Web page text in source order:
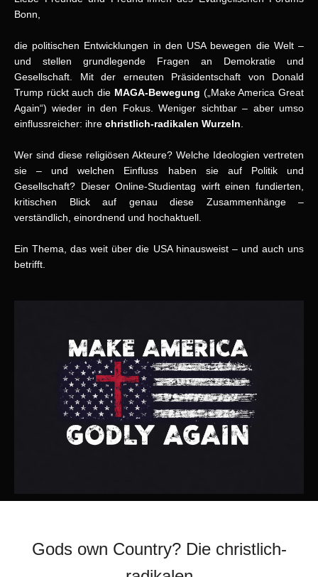
Bonn,
die politischen Entwicklungen in den USA bewegen die Welt –
und stellen grundlegende Fragen an Demokratie und
Gesellschaft. Mit der erneuten Präsidentschaft von Donald
Trump rückt auch die MAGA-Bewegung („Make America Great
Again“) wieder in den Fokus. Weniger sichtbar – aber umso
einflussreicher: ihre christlich-radikalen Wurzeln
Wer sind diese religiösen Akteure? Welche Ideologien vertreten
sie – und welchen Einfluss haben sie auf Politik und
Gesellschaft? Dieser Online-Studientag wirft einen fundierten,
kritischen Blick auf genau diese Zusammenhänge –
verständlich, einordnend und hochaktuell.
Ein Thema, das weit über die USA hinausweist – und auch uns
betrifft.
Gods own Country? Die christlich-